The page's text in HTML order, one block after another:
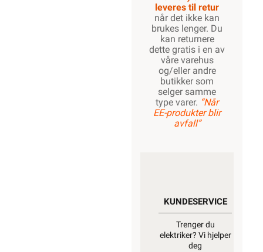
leveres til retur
når det ikke kan
brukes lenger. Du
kan returnere
dette gratis i en av
våre varehus
og/eller andre
butikker som
selger samme
type varer. “Når
EE-produkter blir
avfall”
KUNDESERVICE
Trenger du
elektriker? Vi hjelper
deg